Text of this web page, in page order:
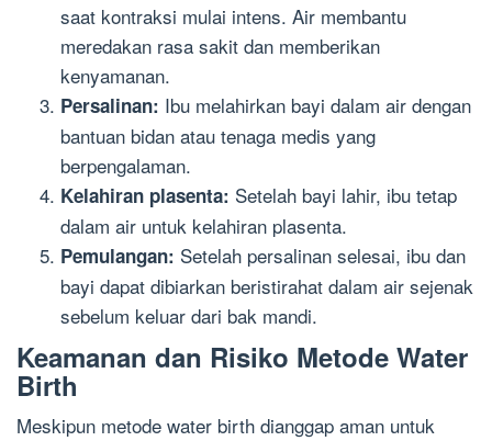
saat kontraksi mulai intens. Air membantu
meredakan rasa sakit dan memberikan
kenyamanan.
Persalinan: Ibu melahirkan bayi dalam air dengan
bantuan bidan atau tenaga medis yang
berpengalaman.
Kelahiran plasenta: Setelah bayi lahir, ibu tetap
dalam air untuk kelahiran plasenta.
Pemulangan: Setelah persalinan selesai, ibu dan
bayi dapat dibiarkan beristirahat dalam air sejenak
sebelum keluar dari bak mandi.
Keamanan dan Risiko Metode Water
Birth
Meskipun metode water birth dianggap aman untuk